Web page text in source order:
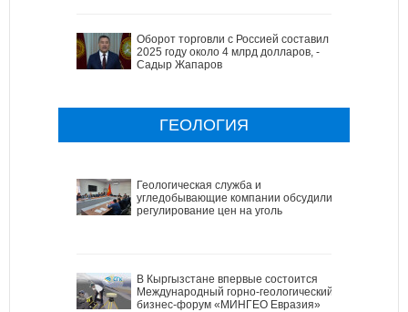
Оборот торговли с Россией составил в
2025 году около 4 млрд долларов, -
Садыр Жапаров
ГЕОЛОГИЯ
Геологическая служба и
угледобывающие компании обсудили
регулирование цен на уголь
В Кыргызстане впервые состоится
Международный горно-геологический
бизнес-форум «МИНГЕО Евразия»